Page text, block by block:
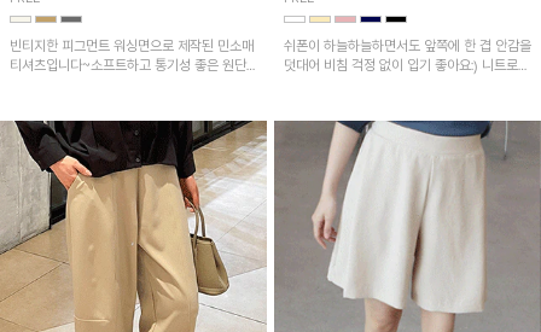
빈티지한 피그먼트 워싱면으로 제작된 민소매
티셔츠입니다~소프트하고 통기성 좋은 원단
쉬폰이 하늘하늘하면서도 앞쪽에 한 겹 안감을
덧대어 비침 걱정 없이 입기 좋아요:) 니트로